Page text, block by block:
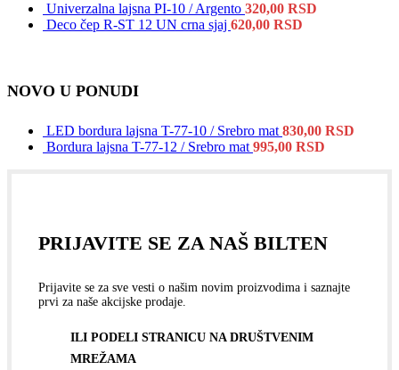
Univerzalna lajsna PI-10 / Argento 320,00 RSD
Deco čep R-ST 12 UN crna sjaj 620,00 RSD
NOVO U PONUDI
LED bordura lajsna T-77-10 / Srebro mat 830,00 RSD
Bordura lajsna T-77-12 / Srebro mat 995,00 RSD
PRIJAVITE SE ZA NAŠ BILTEN
Prijavite se za sve vesti o našim novim proizvodima i saznajte
prvi za naše akcijske prodaje.
ILI PODELI STRANICU NA DRUŠTVENIM
MREŽAMA